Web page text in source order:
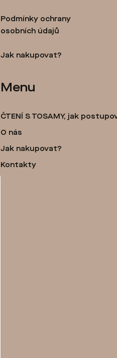
Podmínky ochrany
osobních údajů
Jak nakupovat?
Menu
ČTENÍ S TOSAMY, jak
O nás
Jak nakupovat?
Kontakty